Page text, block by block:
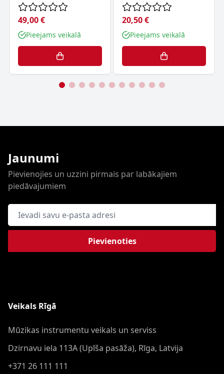
49,00 €
Pieejams veikalā
20,50 €
Pieejams veikalā
Jaunumi
Pievienojies un uzzini pirmais par labākajiem
piedāvajumiem
E-pasta adrese
Pievienoties
Veikals Rīgā
Mūzikas instrumentu veikals un serviss
Dzirnavu iela 113A (Upīša pasāža), Rīga, Latvija
+371 26 111 111